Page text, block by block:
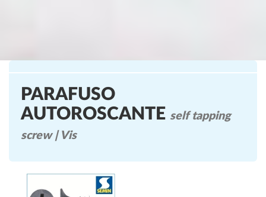
PARAFUSO
AUTOROSCANTE self tapping
screw | Vis